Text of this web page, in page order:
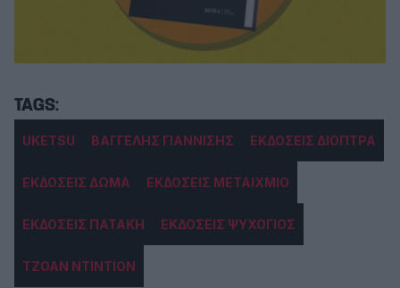
UKETSU ΒΑΓΓΕΛΗΣ ΓΙΑΝΝΙΣΗΣ ΕΚΔΟΣΕΙΣ ΔΙΟΠΤΡΑ
ΕΚΔΟΣΕΙΣ ΔΩΜΑ ΕΚΔΟΣΕΙΣ ΜΕΤΑΙΧΜΙΟ
ΕΚΔΟΣΕΙΣ ΠΑΤΑΚΗ ΕΚΔΟΣΕΙΣ ΨΥΧΟΓΙΟΣ
ΤΖΟΑΝ ΝΤΙΝΤΙΟΝ